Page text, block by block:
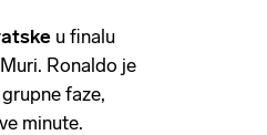
u finalu
Ronaldo je
faze,
minute.